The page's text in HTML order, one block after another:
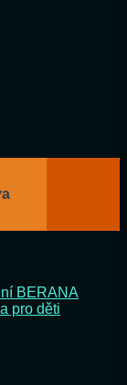
BERANA
pro děti